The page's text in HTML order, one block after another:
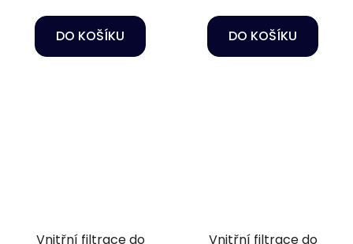
DO KOŠÍKU DO KOŠÍKU
Vnitřní filtrace do Vnitřní filtrace do